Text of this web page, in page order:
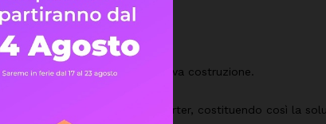
ambito residenziale.
di esigenza su impianti di nuova costruzione.
ecc) e con ogni tipo di inverter, costituendo così la